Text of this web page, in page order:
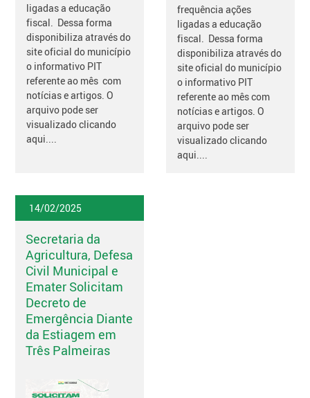
ligadas a educação
fiscal. Dessa forma
disponibiliza através do
site oficial do município
o informativo PIT
referente ao mês com
notícias e artigos. O
arquivo pode ser
visualizado clicando
aqui....
frequência ações
ligadas a educação
fiscal. Dessa forma
disponibiliza através do
site oficial do município
o informativo PIT
referente ao mês com
notícias e artigos. O
arquivo pode ser
visualizado clicando
aqui....
14/02/2025
Secretaria da
Agricultura, Defesa
Civil Municipal e
Emater Solicitam
Decreto de
Emergência Diante
da Estiagem em
Três Palmeiras